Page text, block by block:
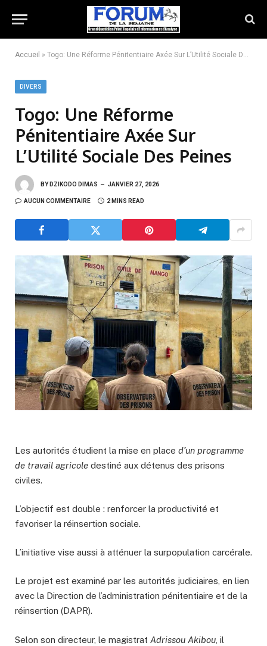
Accueil » Togo: Une Réforme Pénitentiaire Axée Sur L’Utilité Sociale Des Peines
DIVERS
Togo: Une Réforme
Pénitentiaire Axée Sur
L’Utilité Sociale Des Peines
BY DZIKODO DIMAS JANVIER 27, 2026
AUCUN COMMENTAIRE 2 MINS READ
Les autorités étudient la mise en place d’un programme
de travail agricole destiné aux détenus des prisons
civiles.
L’objectif est double : renforcer la productivité et
favoriser la réinsertion sociale.
L’initiative vise aussi à atténuer la surpopulation carcérale.
Le projet est examiné par les autorités judiciaires, en lien
avec la Direction de l’administration pénitentiaire et de la
réinsertion (DAPR).
Selon son directeur, le magistrat Adrissou Akibou , il